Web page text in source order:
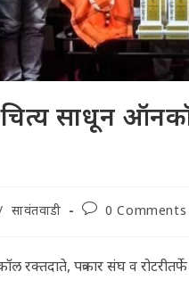
साधून
सावंतवाडी
Post0 Comments
पत्रकार संघ व रोटरीतर्फे